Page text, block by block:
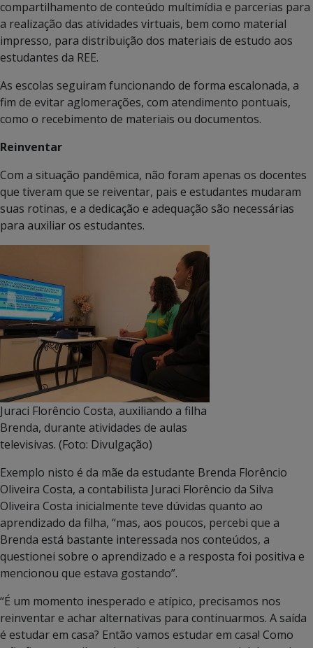
compartilhamento de conteúdo multimídia e parcerias para
a realização das atividades virtuais, bem como material
impresso, para distribuição dos materiais de estudo aos
estudantes da REE.
As escolas seguiram funcionando de forma escalonada, a
fim de evitar aglomerações, com atendimento pontuais,
como o recebimento de materiais ou documentos.
Reinventar
Com a situação pandêmica, não foram apenas os docentes
que tiveram que se reiventar, pais e estudantes mudaram
suas rotinas, e a dedicação e adequação são necessárias
para auxiliar os estudantes.
Juraci Florêncio Costa, auxiliando a filha
Brenda, durante atividades de aulas
televisivas. (Foto: Divulgação)
Exemplo nisto é da mãe da estudante Brenda Florêncio
Oliveira Costa, a contabilista Juraci Florêncio da Silva
Oliveira Costa inicialmente teve dúvidas quanto ao
aprendizado da filha, “mas, aos poucos, percebi que a
Brenda está bastante interessada nos conteúdos, a
questionei sobre o aprendizado e a resposta foi positiva e
mencionou que estava gostando”.
“É um momento inesperado e atípico, precisamos nos
reinventar e achar alternativas para continuarmos. A saída
é estudar em casa? Então vamos estudar em casa! Como